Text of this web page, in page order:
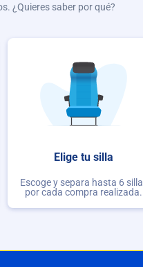
¿Quieres saber por qué?
Elige tu silla
Escoge y separa hasta 6
por cada compra realizada.